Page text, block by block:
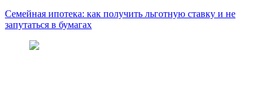
Семейная ипотека: как получить льготную ставку и не
запутаться в бумагах